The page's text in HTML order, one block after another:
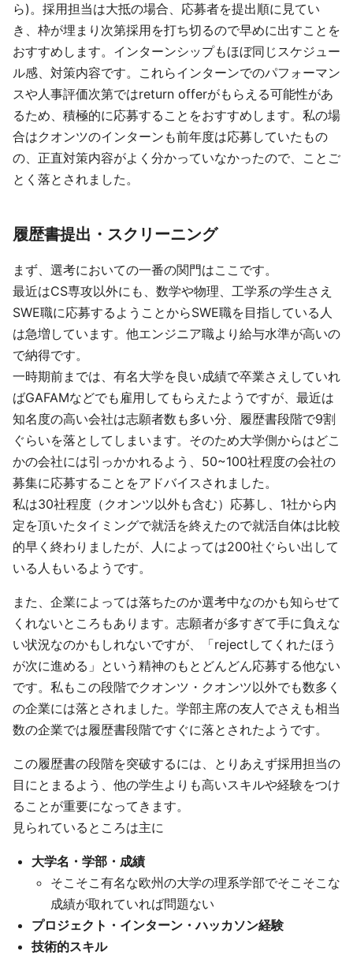
ら)。採用担当は大抵の場合、応募者を提出順に見てい
き、枠が埋まり次第採用を打ち切るので早めに出すことを
おすすめします。インターンシップもほぼ同じスケジュー
ル感、対策内容です。これらインターンでのパフォーマン
スや人事評価次第ではreturn offerがもらえる可能性があ
るため、積極的に応募することをおすすめします。私の場
合はクオンツのインターンも前年度は応募していたもの
の、正直対策内容がよく分かっていなかったので、ことご
とく落とされました。
履歴書提出・スクリーニング
まず、選考においての一番の関門はここです。
最近はCS専攻以外にも、数学や物理、工学系の学生さえ
SWE職に応募するようことからSWE職を目指している人
は急増しています。他エンジニア職より給与水準が高いの
で納得です。
一時期前までは、有名大学を良い成績で卒業さえしていれ
ばGAFAMなどでも雇用してもらえたようですが、最近は
知名度の高い会社は志願者数も多い分、履歴書段階で9割
ぐらいを落としてしまいます。そのため大学側からはどこ
かの会社には引っかかれるよう、50~100社程度の会社の
募集に応募することをアドバイスされました。
私は30社程度（クオンツ以外も含む）応募し、1社から内
定を頂いたタイミングで就活を終えたので就活自体は比較
的早く終わりましたが、人によっては200社ぐらい出して
いる人もいるようです。
また、企業によっては落ちたのか選考中なのかも知らせて
くれないところもあります。志願者が多すぎて手に負えな
い状況なのかもしれないですが、「rejectしてくれたほう
が次に進める」という精神のもとどんどん応募する他ない
です。私もこの段階でクオンツ・クオンツ以外でも数多く
の企業には落とされました。学部主席の友人でさえも相当
数の企業では履歴書段階ですぐに落とされたようです。
この履歴書の段階を突破するには、とりあえず採用担当の
目にとまるよう、他の学生よりも高いスキルや経験をつけ
ることが重要になってきます。
見られているところは主に
大学名・学部・成績
そこそこ有名な欧州の大学の理系学部でそこそこな
成績が取れていれば問題ない
プロジェクト・インターン・ハッカソン経験
技術的スキル